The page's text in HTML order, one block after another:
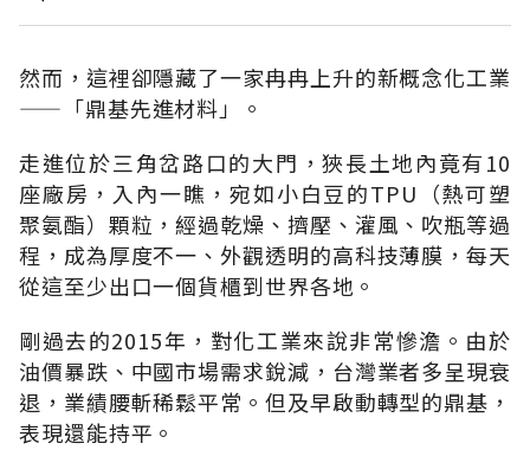
然而，這裡卻隱藏了一家冉冉上升的新概念化工業
——「鼎基先進材料」。
走進位於三角岔路口的大門，狹長土地內竟有10
座廠房，入內一瞧，宛如小白豆的TPU（熱可塑
聚氨酯）顆粒，經過乾燥、擠壓、灌風、吹瓶等過
程，成為厚度不一、外觀透明的高科技薄膜，每天
從這至少出口一個貨櫃到世界各地。
剛過去的2015年，對化工業來說非常慘澹。由於
油價暴跌、中國市場需求銳減，台灣業者多呈現衰
退，業績腰斬稀鬆平常。但及早啟動轉型的鼎基，
表現還能持平。